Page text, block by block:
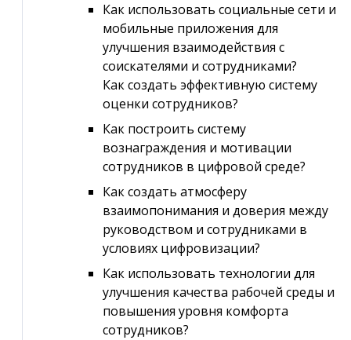
Как использовать социальные сети и
мобильные приложения для
улучшения взаимодействия с
соискателями и сотрудниками?
Как создать эффективную систему
оценки сотрудников?
Как построить систему
вознаграждения и мотивации
сотрудников в цифровой среде?
Как создать атмосферу
взаимопонимания и доверия между
руководством и сотрудниками в
условиях цифровизации?
Как использовать технологии для
улучшения качества рабочей среды и
повышения уровня комфорта
сотрудников?